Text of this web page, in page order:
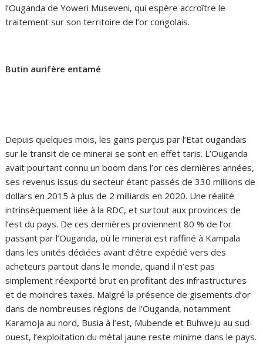
l’Ouganda de Yoweri Museveni, qui espère accroître le
traitement sur son territoire de l’or congolais.
Butin aurifère entamé
Depuis quelques mois, les gains perçus par l’Etat ougandais
sur le transit de ce minerai se sont en effet taris. L’Ouganda
avait pourtant connu un boom dans l’or ces dernières années,
ses revenus issus du secteur étant passés de 330 millions de
dollars en 2015 à plus de 2 milliards en 2020. Une réalité
intrinsèquement liée à la RDC, et surtout aux provinces de
l’est du pays. De ces dernières proviennent 80 % de l’or
passant par l’Ouganda, où le minerai est raffiné à Kampala
dans les unités dédiées avant d’être expédié vers des
acheteurs partout dans le monde, quand il n’est pas
simplement réexporté brut en profitant des infrastructures
et de moindres taxes. Malgré la présence de gisements d’or
dans de nombreuses régions de l’Ouganda, notamment
Karamoja au nord, Busia à l’est, Mubende et Buhweju au sud-
ouest, l’exploitation du métal jaune reste minime dans le pays.